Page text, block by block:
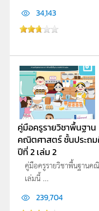
34,143
คู่มือครูรายวิชาพื้นฐาน
คณิตศาสตร์ ชั้นประถ
ปีที่ 2 เล่ม 2
คู่มือครูรายวิชาพื้นฐาน
เล่มนี้ ...
239,704